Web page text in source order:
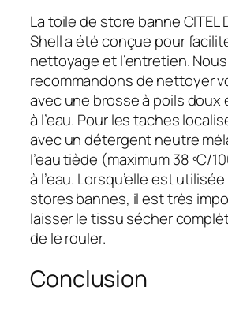
La toile de store banne CITEL
Shell a été conçue pour
nettoyage et l’entretien. Nous
recommandons de nettoyer
avec une brosse à poils doux
à l’eau. Pour les taches
avec un détergent neutre
l’eau tiède (maximum 38 ºC/
à l’eau. Lorsqu’elle est
stores bannes, il est très
laisser le tissu sécher
de le rouler.
Conclusion